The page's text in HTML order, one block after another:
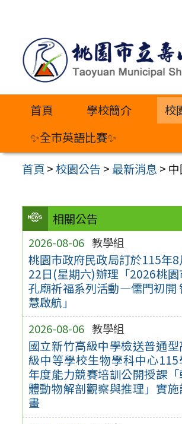
內
首頁 學校簡介 校
✨全市英語比賽✨
首頁 >校園公告 >最新消息 >
相關公告
2026-08-06 教學組
桃園市政府民政局訂於115年8
22日(星期六)辦理「2026桃園
孔廟祈福系列活動—儒門初開
慧啟航」
2026-08-06 教學組
國立新竹高級中學檢送普通型
級中等學校生物學科中心115
年度能力競賽培訓公開授課「
體動物解剖觀察與推理」實施
畫